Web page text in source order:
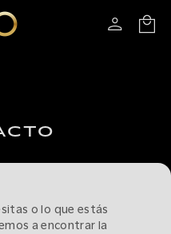
o lo que estás
a encontrar la